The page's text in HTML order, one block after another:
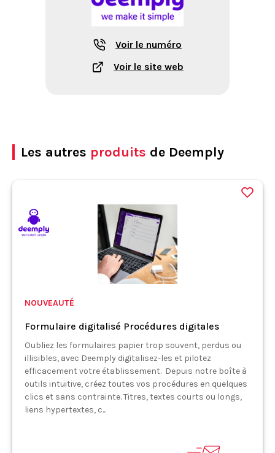
Voir le numéro
Voir le site web
Les autres produits de Deemply
NOUVEAUTÉ
Formulaire digitalisé Procédures digitales
Oubliez les formulaires papier trop souvent, perdus ou
illisibles, avec Deemply digitalisez-les et pilotez
efficacement votre établissement. Depuis notre boîte à
outils intuitive, créez toutes vos procédures en quelques
clics et sans contrainte. Titres, textes courts ou longs,
liens hypertextes, c...